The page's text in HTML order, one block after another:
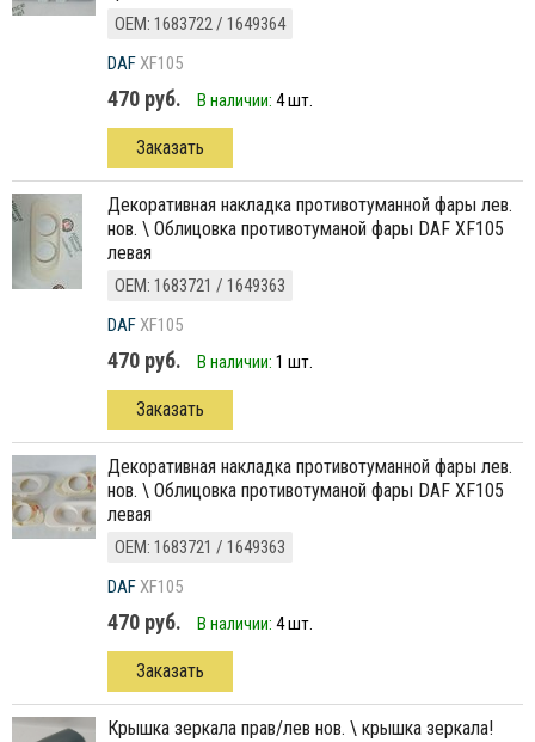
ОЕМ: 1683722 / 1649364
DAFXF105
470 руб. В наличии: 4 шт.
Заказать
декоративная накладка противотуманной фары лев.
нов. \ Облицовка противотуманой фары DAF XF105
левая
ОЕМ: 1683721 / 1649363
DAFXF105
470 руб. В наличии: 1 шт.
Заказать
декоративная накладка противотуманной фары лев.
нов. \ Облицовка противотуманой фары DAF XF105
левая
ОЕМ: 1683721 / 1649363
DAFXF105
470 руб. В наличии: 4 шт.
Заказать
крышка зеркала прав/лев нов. \ крышка зеркала!